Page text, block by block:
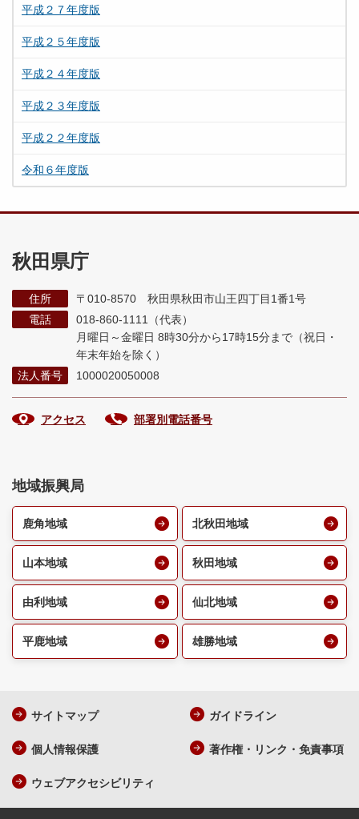
平成２７年度版
平成２５年度版
平成２４年度版
平成２３年度版
平成２２年度版
令和６年度版
秋田県庁
住所
〒010-8570 秋田県秋田市山王四丁目1番1号
電話
018-860-1111（代表）
月曜日～金曜日 8時30分から17時15分まで （祝日・
年末年始を除く）
法人番号
1000020050008
アクセス 部署別電話番号
地域振興局
鹿角地域 北秋田地域
山本地域 秋田地域
由利地域 仙北地域
平鹿地域 雄勝地域
サイトマップ ガイドライン
個人情報保護 著作権・リンク・免責事項
ウェブアクセシビリティ